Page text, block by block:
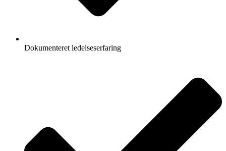
Dokumenteret ledelseserfaring